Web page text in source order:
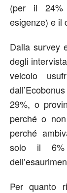
(per il 24%
esigenze) e il
Dalla survey
degli
veicolo
29%, o
perché o
perché
solo il 6%
Per quanto